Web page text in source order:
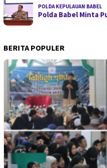
POLDA KEPULAUAN BABEL
Polda Babel Minta
BERITA POPULER